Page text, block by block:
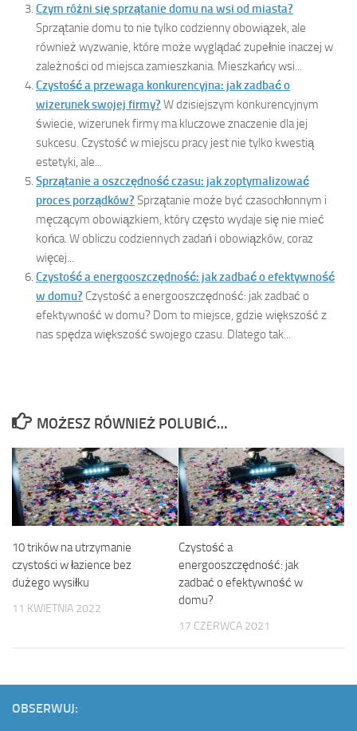
Czym różni się sprzątanie domu na wsi od miasta?
Sprzątanie domu to nie tylko codzienny obowiązek, ale
również wyzwanie, które może wyglądać zupełnie inaczej w
zależności od miejsca zamieszkania. Mieszkańcy wsi...
Czystość a przewaga konkurencyjna: jak zadbać o
wizerunek swojej firmy? W dzisiejszym konkurencyjnym
świecie, wizerunek firmy ma kluczowe znaczenie dla jej
sukcesu. Czystość w miejscu pracy jest nie tylko kwestią
estetyki, ale...
Sprzątanie a oszczędność czasu: jak zoptymalizować
proces porządków? Sprzątanie może być czasochłonnym i
męczącym obowiązkiem, który często wydaje się nie mieć
końca. W obliczu codziennych zadań i obowiązków, coraz
więcej...
Czystość a energooszczędność: jak zadbać o efektywność
w domu? Czystość a energooszczędność: jak zadbać o
efektywność w domu? Dom to miejsce, gdzie większość z
nas spędza większość swojego czasu. Dlatego tak...
MOŻESZ RÓWNIEŻ POLUBIĆ…
10 trików na utrzymanie
czystości w łazience bez
dużego wysiłku
11 KWIETNIA 2022
Czystość a
energooszczędność: jak
zadbać o efektywność w
domu?
17 CZERWCA 2021
OBSERWUJ: